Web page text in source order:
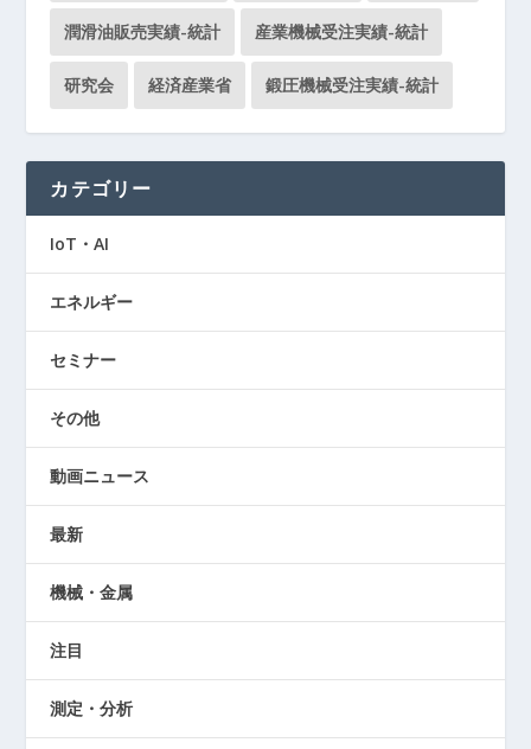
潤滑油販売実績-統計 産業機械受注実績-統計
研究会 経済産業省 鍛圧機械受注実績-統計
カテゴリー
IoT・AI
エネルギー
セミナー
その他
動画ニュース
最新
機械・金属
注目
測定・分析